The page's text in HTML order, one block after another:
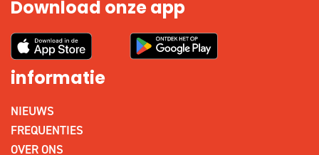
Download onze app
informatie
NIEUWS
FREQUENTIES
OVER ONS